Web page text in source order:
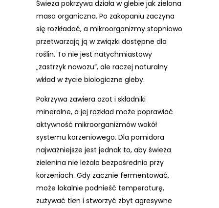
Świeża pokrzywa działa w glebie jak zielona
masa organiczna. Po zakopaniu zaczyna
się rozkładać, a mikroorganizmy stopniowo
przetwarzają ją w związki dostępne dla
roślin. To nie jest natychmiastowy
„zastrzyk nawozu”, ale raczej naturalny
wkład w życie biologiczne gleby.
Pokrzywa zawiera azot i składniki
mineralne, a jej rozkład może poprawiać
aktywność mikroorganizmów wokół
systemu korzeniowego. Dla pomidora
najważniejsze jest jednak to, aby świeża
zielenina nie leżała bezpośrednio przy
korzeniach. Gdy zacznie fermentować,
może lokalnie podnieść temperaturę,
zużywać tlen i stworzyć zbyt agresywne